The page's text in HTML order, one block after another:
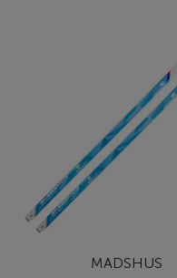
MADSHUS